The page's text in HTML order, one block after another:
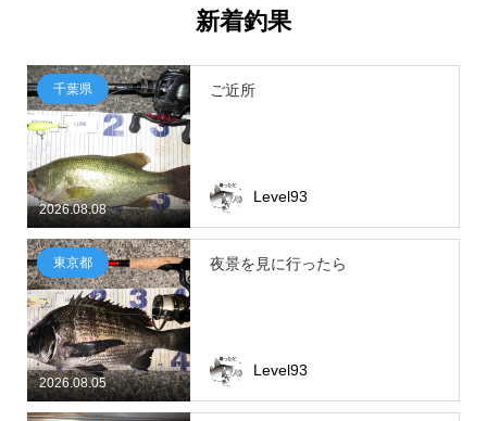
新着釣果
2026.08.08
千葉県 ご近所
Level93
2026.08.05
東京都 夜景を見に行ったら
Level93